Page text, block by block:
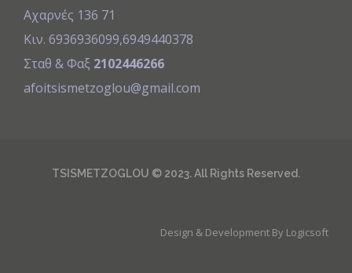
Αχαρνές 136 71
Κιν. 6936936099,6949440378
Σταθ & Φαξ 2102446266
afoitsismetzoglou@gmail.com
TSISMETZOGLOU © 2023. All Rights Reserved.
Design & Development By Logicsoft